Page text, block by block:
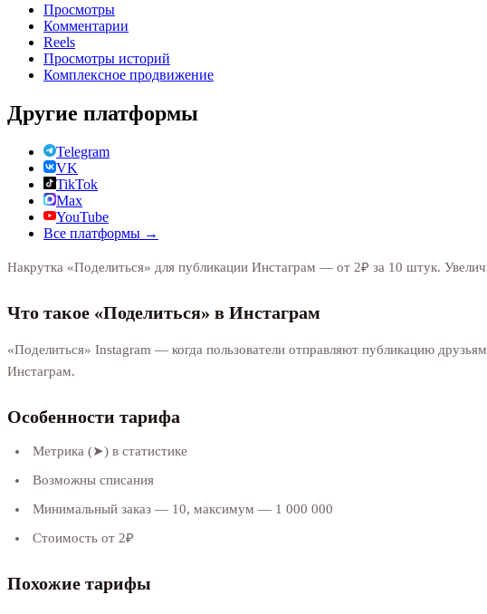
Просмотры
Комментарии
Reels
Просмотры историй
Комплексное продвижение
Другие платформы
Telegram
VK
TikTok
Max
YouTube
Все платформы →
Накрутка «Поделиться» для публикации Инстаграм — от 2₽ за 10 штук.
Что такое «Поделиться» в Инстаграм
«Поделиться» Instagram — когда пользователи отправляют публикацию
Инстаграм.
Особенности тарифа
Метрика (➤) в статистике
Возможны списания
Минимальный заказ — 10, максимум — 1 000 000
Стоимость от 2₽
Похожие тарифы